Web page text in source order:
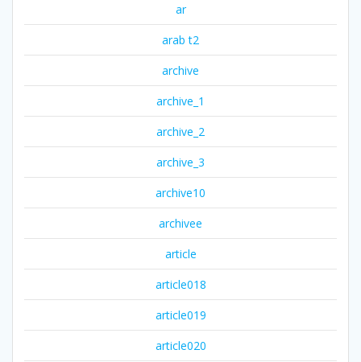
ar
arab t2
archive
archive_1
archive_2
archive_3
archive10
archivee
article
article018
article019
article020